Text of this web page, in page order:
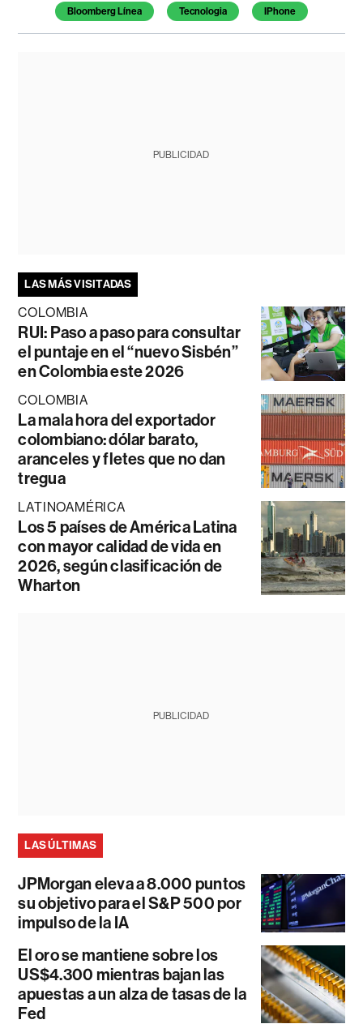
Bloomberg Línea Tecnologia IPhone
PUBLICIDAD
LAS MÁS VISITADAS
COLOMBIA
RUI: Paso a paso para consultar
el puntaje en el “nuevo Sisbén”
en Colombia este 2026
COLOMBIA
La mala hora del exportador
colombiano: dólar barato,
aranceles y fletes que no dan
tregua
LATINOAMÉRICA
Los 5 países de América Latina
con mayor calidad de vida en
2026, según clasificación de
Wharton
PUBLICIDAD
LAS ÚLTIMAS
JPMorgan eleva a 8.000 puntos
su objetivo para el S&P 500 por
impulso de la IA
El oro se mantiene sobre los
US$4.300 mientras bajan las
apuestas a un alza de tasas de la
Fed